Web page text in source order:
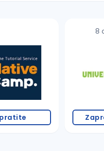
(koristite č, ć, š, đ, ž,
grad
8